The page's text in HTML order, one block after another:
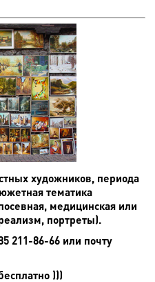
художников, периода
тематика
медицинская или
портреты).
211-86-66 или почту
)))